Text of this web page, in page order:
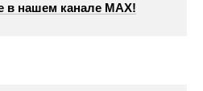
в нашем канале МАХ!